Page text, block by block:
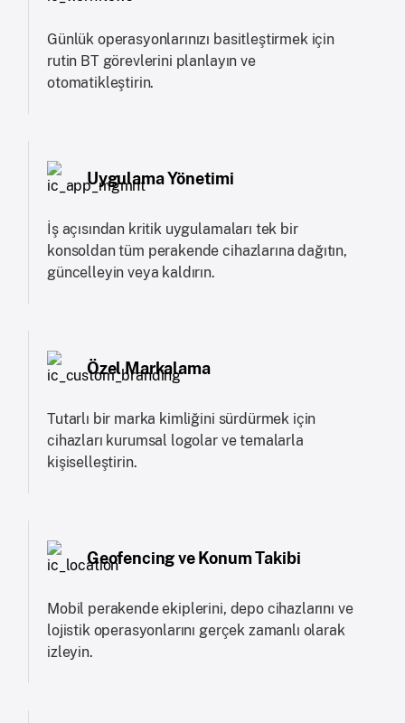
Günlük operasyonlarınızı basitleştirmek için
rutin BT görevlerini planlayın ve
otomatikleştirin.
Uygulama Yönetimi
İş açısından kritik uygulamaları tek bir
konsoldan tüm perakende cihazlarına dağıtın,
güncelleyin veya kaldırın.
Özel Markalama
Tutarlı bir marka kimliğini sürdürmek için
cihazları kurumsal logolar ve temalarla
kişiselleştirin.
Geofencing ve Konum Takibi
Mobil perakende ekiplerini, depo cihazlarını ve
lojistik operasyonlarını gerçek zamanlı olarak
izleyin.